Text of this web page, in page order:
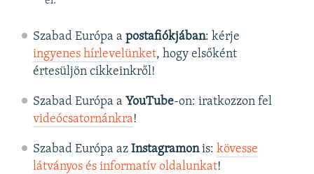
Szabad Európa a postafiókjában: kérje
ingyenes hírlevelünket, hogy elsőként
értesüljön cikkeinkről!
Szabad Európa a YouTube-on: iratkozzon fel
videócsatornánkra!
Szabad Európa az Instagramonis: kövesse
látványos és informatív oldalunkat! ​